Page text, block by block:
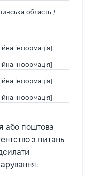
область /
інформація]
інформація]
інформація]
інформація]
або поштова
з питань